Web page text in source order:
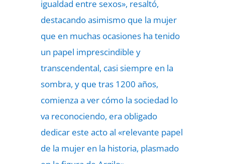
igualdad entre sexos», resaltó,
destacando asimismo que la mujer
que en muchas ocasiones ha tenido
un papel imprescindible y
transcendental, casi siempre en la
sombra, y que tras 1200 años,
comienza a ver cómo la sociedad lo
va reconociendo, era obligado
dedicar este acto al «relevante papel
de la mujer en la historia, plasmado